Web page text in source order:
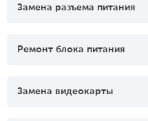
Замена разъема питания
Ремонт блока питания
Замена видеокарты